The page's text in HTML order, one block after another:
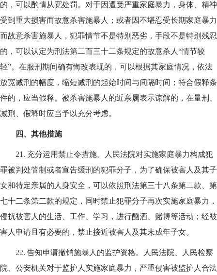
的，可以酌情从宽处罚。对于因遭受严重家庭暴力，身体、精神
受到重大损害而故意杀害施暴人；或者因不堪忍受长期家庭暴力
而故意杀害施暴人，犯罪情节不是特别恶劣，手段不是特别残忍
的，可以认定为刑法第二百三十二条规定的故意杀人“情节较
轻”。在服刑期间确有悔改表现的，可以根据其家庭情况，依法
放宽减刑的幅度，缩短减刑的起始时间与间隔时间；符合假释条
件的，应当假释。被杀害施暴人的近亲属表示谅解的，在量刑、
减刑、假释时应当予以充分考虑。
四、其他措施
21. 充分运用禁止令措施。人民法院对实施家庭暴力构成犯
罪被判处管制或者宣告缓刑的犯罪分子，为了确保被害人及其子
女和特定亲属的人身安全，可以依照刑法第三十八条第二款、第
七十二条第二款的规定，同时禁止犯罪分子再次实施家庭暴力，
侵扰被害人的生活、工作、学习，进行酗酒、赌博等活动；经被
害人申请且有必要的，禁止接近被害人及其未成年子女。
22. 告知申请撤销施暴人的监护资格。人民法院、人民检察
院、公安机关对于监护人实施家庭暴力，严重侵害被监护人合法